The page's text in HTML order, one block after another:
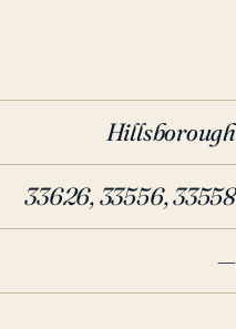
Hillsborough
33626, 33556, 33558
—